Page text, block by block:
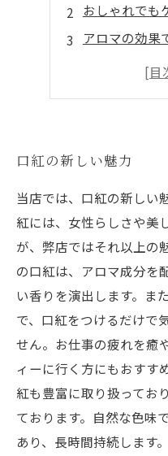
おしゃれでも
アロマの効果
歴史的な変革
口紅の新しい魅力
当店では、口紅の新しい
紅には、女性らしさや美
が、弊店ではそれ以上の
の口紅は、アロマ成分を
い香りを演出します。ま
で、口紅をつけるだけで
せん。お仕事の疲れを癒
ィーに行く方にもおすす
紅も豊富に取り扱ってお
ております。自然な色味
あり、長時間持続します